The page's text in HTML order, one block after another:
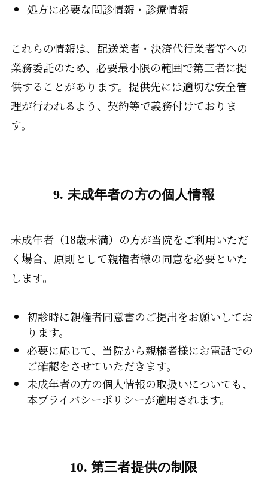
処方に必要な問診情報・診療情報
これらの情報は、配送業者・決済代行業者等への
業務委託のため、必要最小限の範囲で第三者に提
供することがあります。提供先には適切な安全管
理が行われるよう、契約等で義務付けておりま
す。
9. 未成年者の方の個人情報
未成年者（18歳未満）の方が当院をご利用いただ
く場合、原則として親権者様の同意を必要といた
します。
初診時に親権者同意書のご提出をお願いしてお
ります。
必要に応じて、当院から親権者様にお電話での
ご確認をさせていただきます。
未成年者の方の個人情報の取扱いについても、
本プライバシーポリシーが適用されます。
10. 第三者提供の制限